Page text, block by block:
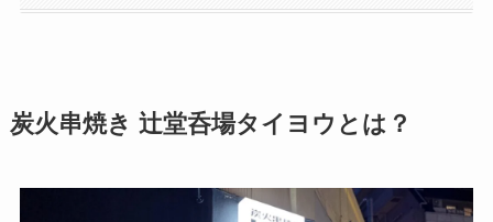
炭火串焼き 辻堂呑場タイヨウとは？